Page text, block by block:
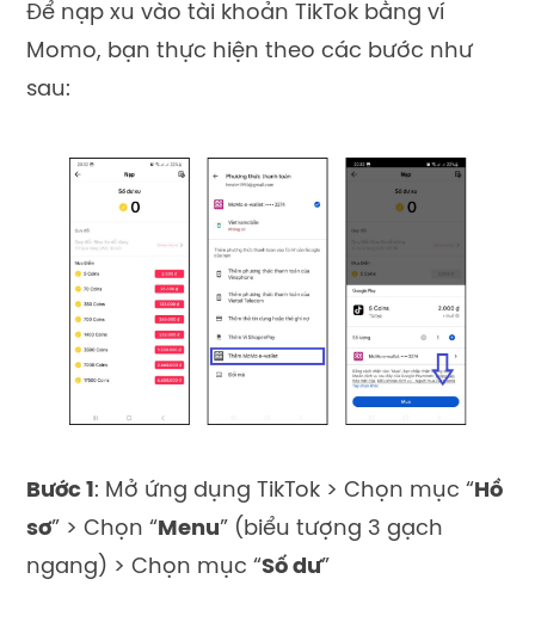
Để nạp xu vào tài khoản TikTok bằng ví
Momo, bạn thực hiện theo các bước như
sau:
Bước 1: Mở ứng dụng TikTok > Chọn mục “Hồ
sơ” > Chọn “Menu” (biểu tượng 3 gạch
ngang) > Chọn mục “Số dư”